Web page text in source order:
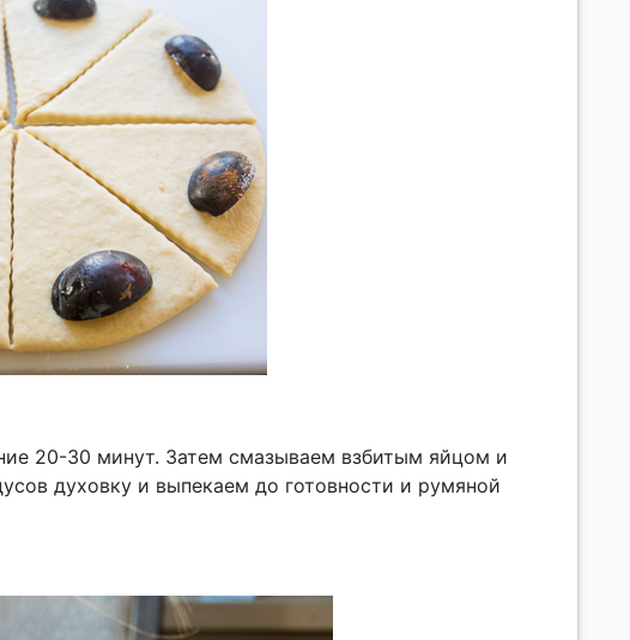
20-30 минут. Затем смазываем взбитым яйцом и
духовку и выпекаем до готовности и румяной